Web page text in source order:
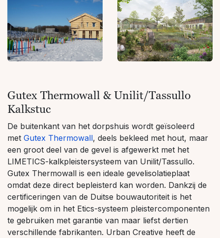
Gutex Thermowall & Unilit/Tassullo
Kalkstuc
De buitenkant van het dorpshuis wordt geïsoleerd
met Gutex Thermowall, deels bekleed met hout, maar
een groot deel van de gevel is afgewerkt met het
LIMETICS-kalkpleistersysteem van Unilit/Tassullo.
Gutex Thermowall is een ideale gevelisolatieplaat
omdat deze direct bepleisterd kan worden. Dankzij de
certificeringen van de Duitse bouwautoriteit is het
mogelijk om in het Etics-systeem pleistercomponenten
te gebruiken met garantie van maar liefst dertien
verschillende fabrikanten. Urban Creative heeft de